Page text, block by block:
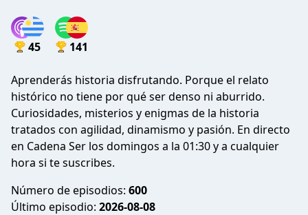
45 141
Aprenderás historia disfrutando. Porque el relato
histórico no tiene por qué ser denso ni aburrido.
Curiosidades, misterios y enigmas de la historia
tratados con agilidad, dinamismo y pasión. En directo
en Cadena Ser los domingos a la 01:30 y a cualquier
hora si te suscribes.
Número de episodios: 600
Último episodio: 2026-08-08